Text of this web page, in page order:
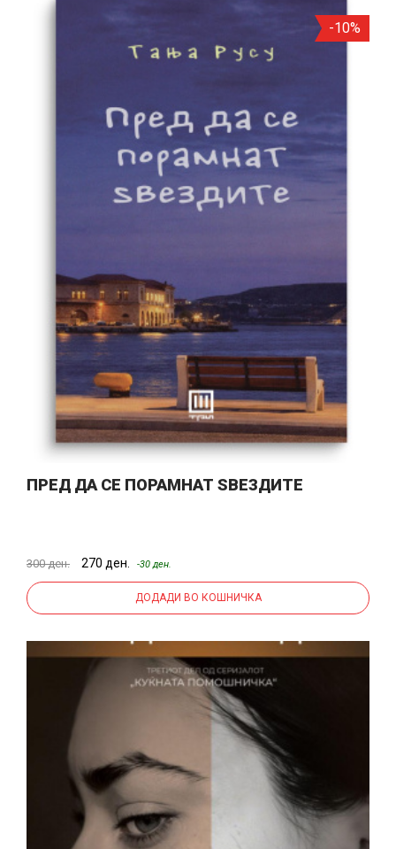
-10%
ПРЕД ДА СЕ ПОРАМНАТ ЅВЕЗДИТЕ
300 ден. 270 ден. -30 ден.
ДОДАДИ ВО КОШНИЧКА